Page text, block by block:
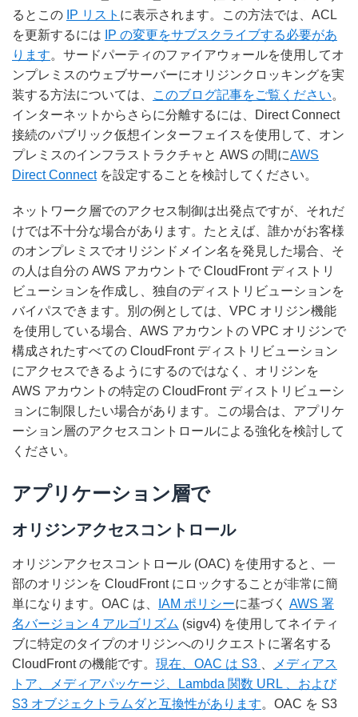
るとこの IP リスト に表示されます。この方法では、ACL
を更新するには
IP の変更をサブスクライブする必要があ
ります。サードパーティのファイアウォールを使用してオ
ンプレミスのウェブサーバーにオリジンクロッキングを実
装する方法については、
このブログ記事をご覧ください。
インターネットからさらに分離するには、Direct Connect
接続のパブリック仮想インターフェイスを使用して、オン
プレミスのインフラストラクチャと AWS の間にAWS
Direct Connectを設定することを検討してください。
ネットワーク層でのアクセス制御は出発点ですが、それだ
けでは不十分な場合があります。たとえば、誰かがお客様
のオンプレミスでオリジンドメイン名を発見した場合、そ
の人は自分の AWS アカウントで CloudFront ディストリ
ビューションを作成し、独自のディストリビューションを
バイパスできます。別の例としては、VPC オリジン機能
を使用している場合、AWS アカウントの VPC オリジンで
構成されたすべての CloudFront ディストリビューション
にアクセスできるようにするのではなく、オリジンを
AWS アカウントの特定の CloudFront ディストリビューシ
ョンに制限したい場合があります。この場合は、アプリケ
ーション層のアクセスコントロールによる強化を検討して
ください。
アプリケーション層で
オリジンアクセスコントロール
オリジンアクセスコントロール (OAC) を使用すると、一
部のオリジンを CloudFront にロックすることが非常に簡
単になります。OAC は、
IAM ポリシーに基づく AWS 署
名バージョン 4 アルゴリズム (sigv4) を使用してネイティ
ブに特定のタイプのオリジンへのリクエストに署名する
CloudFront の機能です。 現在、OAC は S3 、
メディアス
トア、メディアパッケージ、Lambda 関数 URL 、および
S3 オブジェクトラムダと互換性があります。OAC を S3